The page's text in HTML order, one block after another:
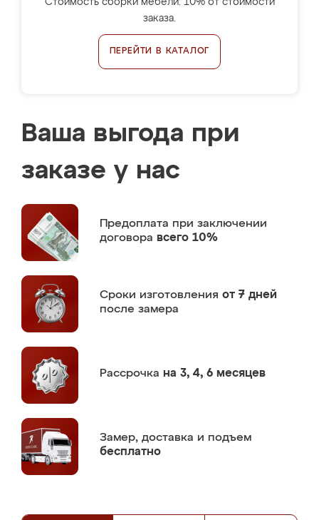
Стоимость сборки мебели: 10% от стоимости
заказа.
ПЕРЕЙТИ В КАТАЛОГ
Ваша выгода при
заказе у нас
Предоплата при заключении
договора всего 10%
Сроки изготовления от 7 дней
после замера
Рассрочка на 3, 4, 6 месяцев
Замер, доставка и подъем
бесплатно